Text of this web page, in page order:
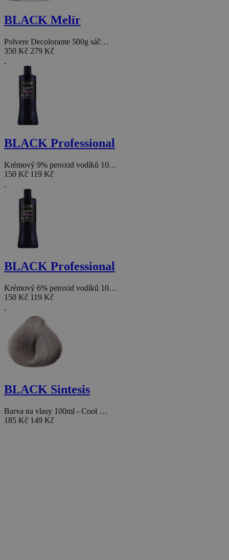
BLACK Melír
Polvere Decolorante 500g sáč…
350 Kč 279 Kč
BLACK Professional
Krémový 9% peroxid vodíků 10…
150 Kč 119 Kč
BLACK Professional
Krémový 6% peroxid vodíků 10…
150 Kč 119 Kč
BLACK Sintesis
Barva na vlasy 100ml - Cool …
185 Kč 149 Kč